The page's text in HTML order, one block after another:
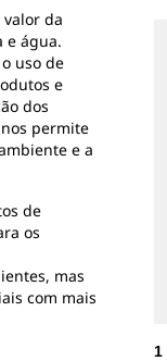
da
e água.
uso de
e
dos
permite
e a
de
os
mas
com mais
1